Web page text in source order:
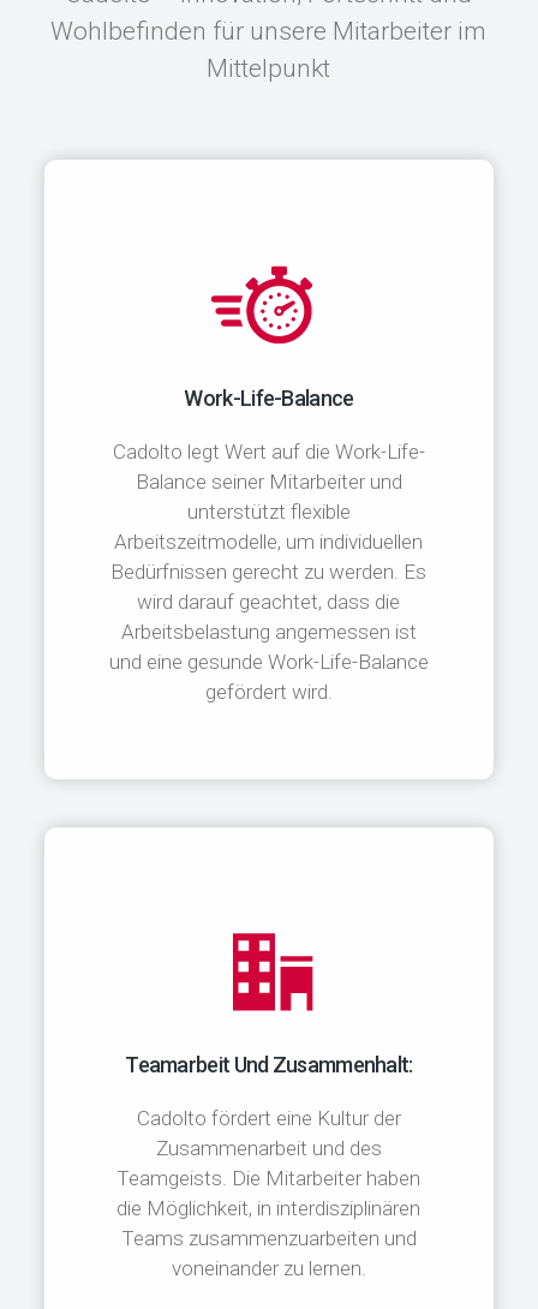
Wohlbefinden für unsere Mitarbeiter im
Mittelpunkt
Work-Life-Balance
Cadolto legt Wert auf die Work-Life-
Balance seiner Mitarbeiter und
unterstützt flexible
Arbeitszeitmodelle, um individuellen
Bedürfnissen gerecht zu werden. Es
wird darauf geachtet, dass die
Arbeitsbelastung angemessen ist
und eine gesunde Work-Life-Balance
gefördert wird.
Teamarbeit Und Zusammenhalt:
Cadolto fördert eine Kultur der
Zusammenarbeit und des
Teamgeists. Die Mitarbeiter haben
die Möglichkeit, in interdisziplinären
Teams zusammenzuarbeiten und
voneinander zu lernen.